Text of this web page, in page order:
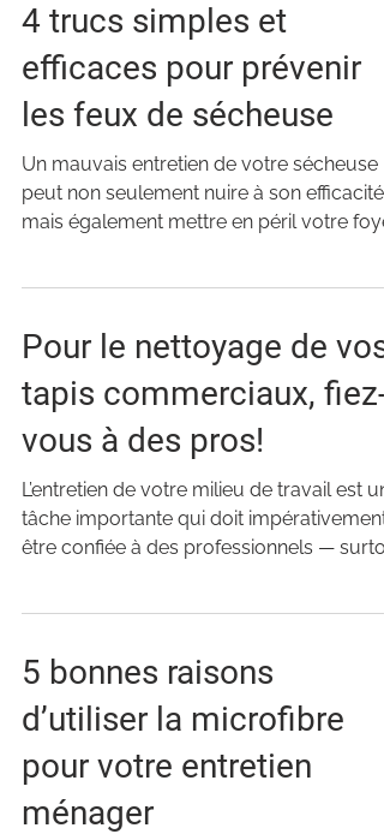
4 trucs simples et
efficaces pour prévenir
les feux de sécheuse
Un mauvais entretien de votre sécheuse
peut non seulement nuire à son efficacité,
mais également mettre en péril votre
Pour le nettoyage de vos
tapis commerciaux, fiez-
vous à des pros!
L’entretien de votre milieu de travail est
tâche importante qui doit impérativement
être confiée à des professionnels —
5 bonnes raisons
d’utiliser la microfibre
pour votre entretien
ménager